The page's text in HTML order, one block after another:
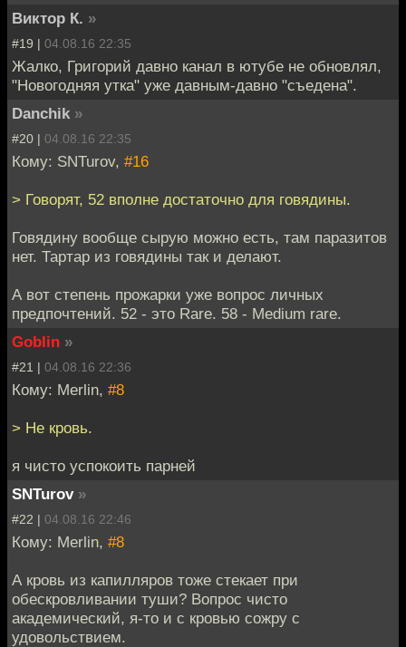
Виктор К. »
#19 | 04.08.16 22:35
Жалко, Григорий давно канал в ютубе не обновлял,
"Новогодняя утка" уже давным-давно "съедена".
Danchik »
#20 | 04.08.16 22:35
Кому: SNTurov, #16
> Говорят, 52 вполне достаточно для говядины.
Говядину вообще сырую можно есть, там паразитов
нет. Тартар из говядины так и делают.
А вот степень прожарки уже вопрос личных
предпочтений. 52 - это Rare. 58 - Medium rare.
Goblin »
#21 | 04.08.16 22:36
Кому: Merlin, #8
> Не кровь.
я чисто успокоить парней
SNTurov »
#22 | 04.08.16 22:46
Кому: Merlin, #8
А кровь из капилляров тоже стекает при
обескровливании туши? Вопрос чисто
академический, я-то и с кровью сожру с
удовольствием.